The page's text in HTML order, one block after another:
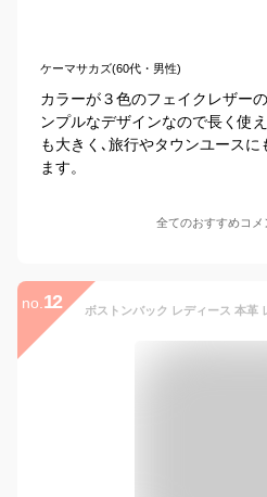
ケーマサカズ(60代・男性)
カラーが３色のフェイクレザー
ンプルなデザインなので長く使
も大きく､旅行やタウンユース
ます。
全てのおすすめコメ
no. 12